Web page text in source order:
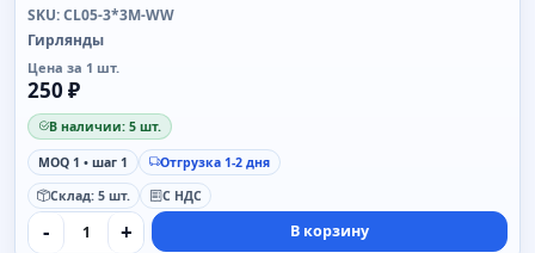
SKU: CL05-3*3M-WW
Гирлянды
Цена за 1 шт.
250 ₽
В наличии: 5 шт.
MOQ 1 • шаг 1
Отгрузка 1-2 дня
Склад: 5 шт.
С НДС
- + В корзину